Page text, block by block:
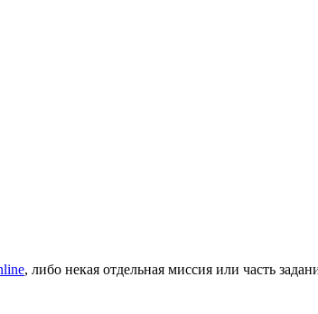
, либо некая отдельная миссия или часть